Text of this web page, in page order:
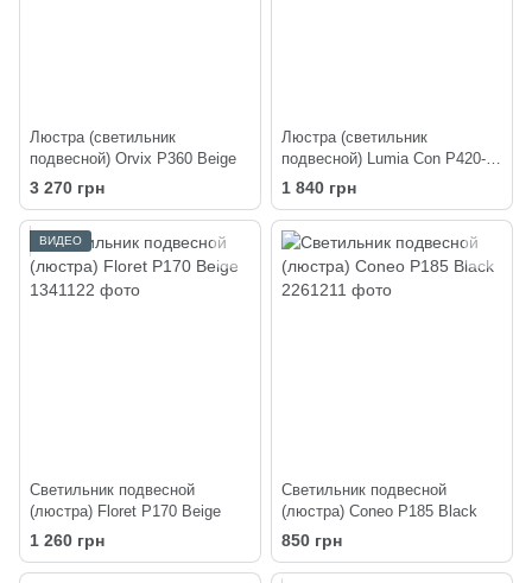
Люстра (светильник
подвесной) Orvix P360 Beige
3 270 грн
Люстра (светильник
подвесной) Lumia Con P420-
300 Black
1 840 грн
ВИДЕО
Светильник подвесной
(люстра) Floret P170 Beige
1 260 грн
Светильник подвесной
(люстра) Coneo P185 Black
850 грн